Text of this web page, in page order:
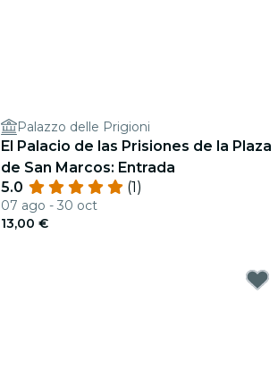
Palazzo delle Prigioni
El Palacio de las Prisiones de la Plaza
de San Marcos: Entrada
5.0
(1)
07 ago - 30 oct
13,00 €